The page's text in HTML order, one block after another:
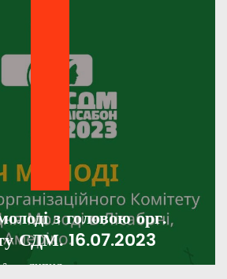
з головою орг.
СДМ. 16.07.2023
13 ЛИПНЯ, 2023 1182